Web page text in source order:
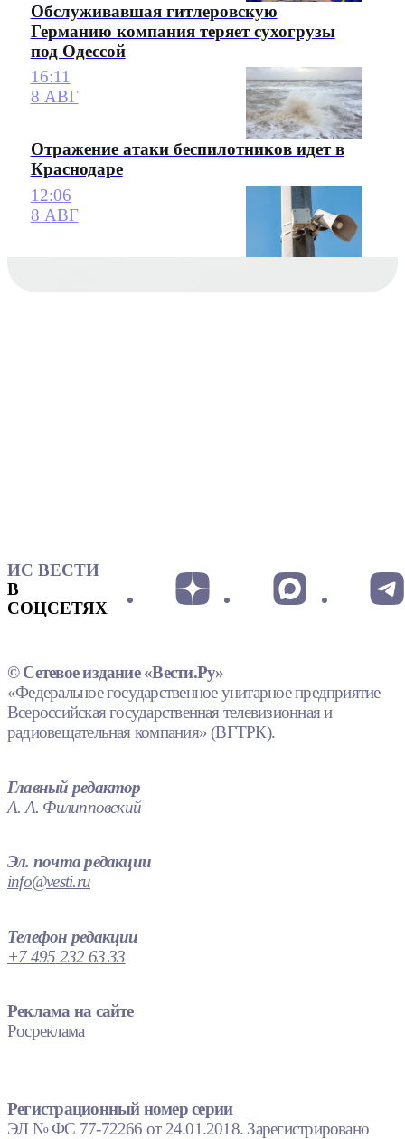
Обслуживавшая гитлеровскую
Германию компания теряет сухогрузы
под Одессой
16:11
8 АВГ
Отражение атаки беспилотников идет в
Краснодаре
12:06
8 АВГ
ИС ВЕСТИ
В
СОЦСЕТЯХ
© Сетевое издание «Вести.Ру»
«Федеральное государственное унитарное предприятие
Всероссийская государственная телевизионная и
радиовещательная компания» (ВГТРК).
Главный редактор
А. А. Филипповский
Эл. почта редакции
info@vesti.ru
Телефон редакции
+7 495 232 63 33
Реклама на сайте
Росреклама
Регистрационный номер серии
ЭЛ № ФС 77-72266 от 24.01.2018. Зарегистрировано